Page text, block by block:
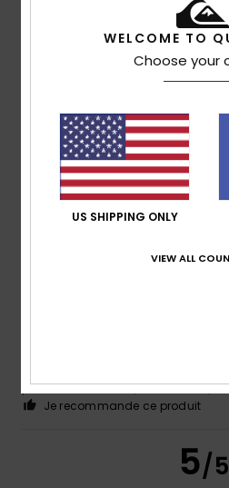
Afficher original - Deutsch
Confort: 5/5 Rapport qualité /
Matière: 5/5 Coloris: 3/5
5
parfaiteMatière: 5 Coloris: 5
Je recommande ce produit
5/5
WELCOME TO
Choose your
US SHIPPING ONLY
VIEW ALL